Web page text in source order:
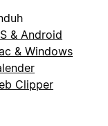
& Android
& Windows
Clipper